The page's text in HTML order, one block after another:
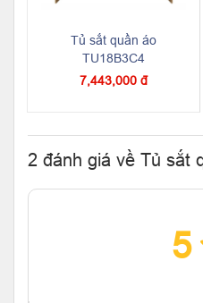
Tủ sắt quần áo
TU18B3C4
7,443,000 đ
2 đánh giá về Tủ sắt
5